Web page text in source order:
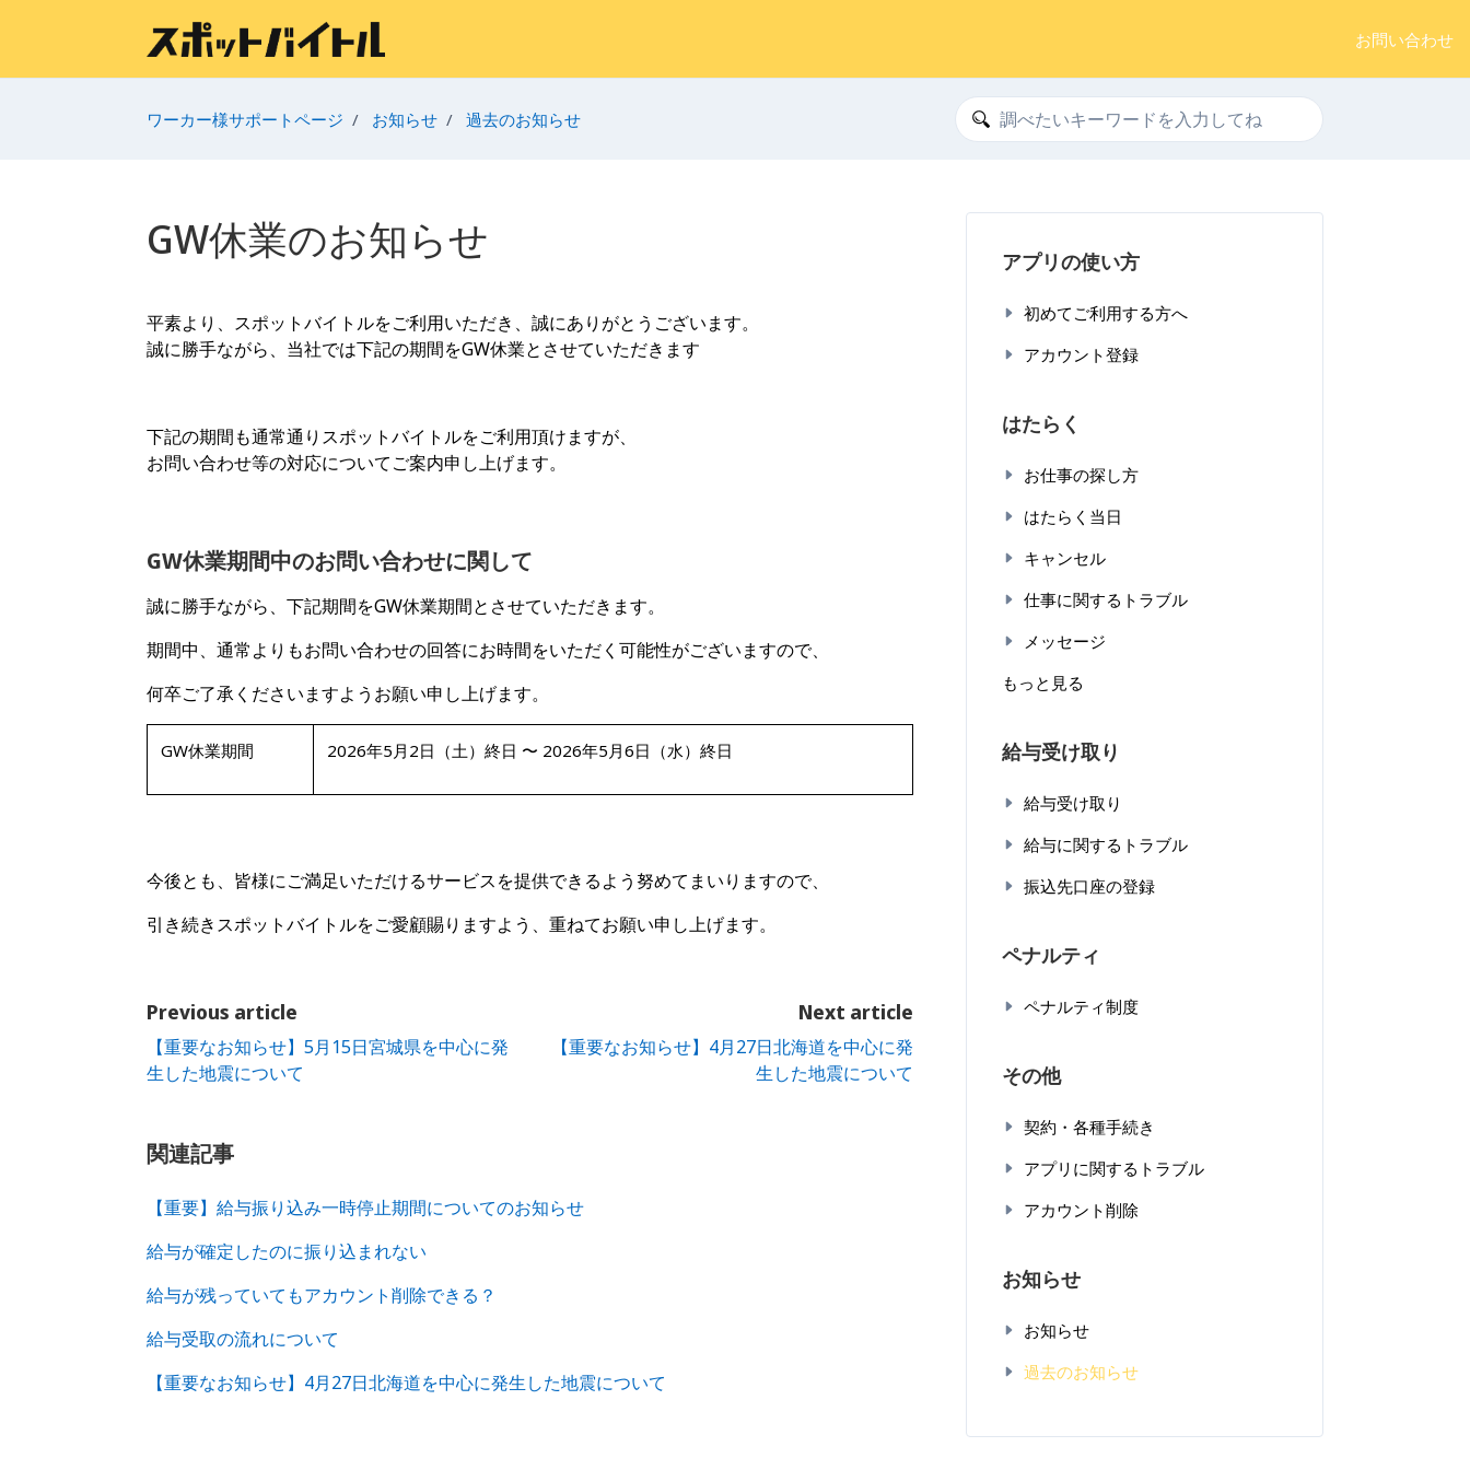
お問い合わせ
ワーカー様サポートページ お知らせ 過去のお知らせ 検索
GW休業のお知らせ
平素より、スポットバイトルをご利用いただき、誠にありがとうございます。
誠に勝手ながら、当社では下記の期間をGW休業とさせていただきます
下記の期間も通常通りスポットバイトルをご利用頂けますが、
お問い合わせ等の対応についてご案内申し上げます。
GW休業期間中のお問い合わせに関して
誠に勝手ながら、下記期間をGW休業期間とさせていただきます。
期間中、通常よりもお問い合わせの回答にお時間をいただく可能性がございますので、
何卒ご了承くださいますようお願い申し上げます。
GW休業期間 2026年5月2日（土）終日 〜 2026年5月6日（水）終日
今後とも、皆様にご満足いただけるサービスを提供できるよう努めてまいりますので、
引き続きスポットバイトルをご愛顧賜りますよう、重ねてお願い申し上げます。
Previous article
【重要なお知らせ】5月15日宮城県を中心に発
生した地震について
Next article
【重要なお知らせ】4月27日北海道を中心に発
生した地震について
関連記事
【重要】給与振り込み一時停止期間についてのお知らせ
給与が確定したのに振り込まれない
給与が残っていてもアカウント削除できる？
給与受取の流れについて
【重要なお知らせ】4月27日北海道を中心に発生した地震について
アプリの使い方
初めてご利用する方へ
アカウント登録
はたらく
お仕事の探し方
はたらく当日
キャンセル
仕事に関するトラブル
メッセージ
もっと見る
給与受け取り
給与受け取り
給与に関するトラブル
振込先口座の登録
ペナルティ
ペナルティ制度
その他
契約・各種手続き
アプリに関するトラブル
アカウント削除
お知らせ
お知らせ
過去のお知らせ